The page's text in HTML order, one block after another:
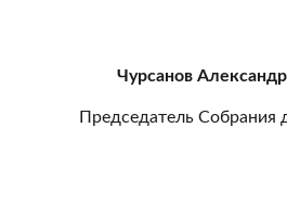
Чурсанов
Председатель Собрания